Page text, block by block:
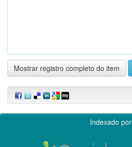
Mostrar registro completo do item
Indexado por